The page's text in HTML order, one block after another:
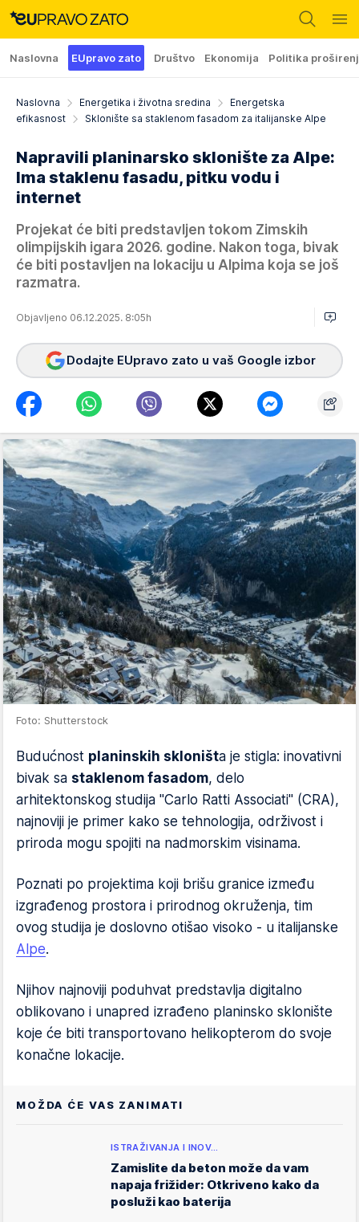
Naslovna EUpravo zato Društvo Ekonomija Politika
Naslovna Energetika i životna sredina
Energetska
efikasnost
Sklonište sa staklenom fasadom za italijanske Alpe
Napravili planinarsko sklonište za Alpe:
Ima staklenu fasadu, pitku vodu i
internet
Projekat će biti predstavljen tokom Zimskih
olimpijskih igara 2026. godine. Nakon toga, bivak
će biti postavljen na lokaciju u Alpima koja se još
razmatra.
Objavljeno 06.12.2025. 8:05h
Dodajte EUpravo zato u vaš Google izbor
Foto: Shutterstock
Budućnost planinskih skloništa je stigla: inovativni
bivak sa staklenom fasadom, delo
arhitektonskog studija "Carlo Ratti Associati" (CRA),
najnoviji je primer kako se tehnologija, održivost i
priroda mogu spojiti na nadmorskim visinama.
Poznati po projektima koji brišu granice između
izgrađenog prostora i prirodnog okruženja, tim
ovog studija je doslovno otišao visoko - u italijanske
Alpe.
Njihov najnoviji poduhvat predstavlja digitalno
oblikovano i unapred izrađeno planinsko sklonište
koje će biti transportovano helikopterom do svoje
konačne lokacije.
MOŽDA ĆE VAS ZANIMATI
ISTRAŽIVANJA I INOV…
Zamislite da beton može da vam
napaja frižider: Otkriveno kako da
posluži kao baterija